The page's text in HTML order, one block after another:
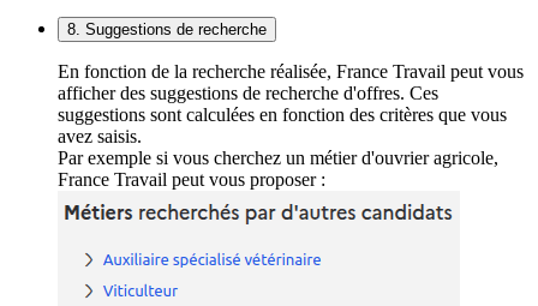
8. Suggestions de recherche
En fonction de la recherche réalisée, France Travail peut vous
afficher des suggestions de recherche d'offres. Ces
suggestions sont calculées en fonction des critères que vous
avez saisis.
Par exemple si vous cherchez un métier d'ouvrier agricole,
France Travail peut vous proposer :